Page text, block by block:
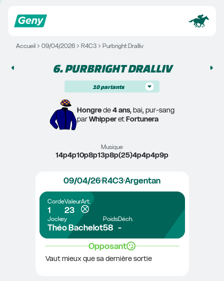
Accueil 09/04/2026 R4C3 Purbright Dralliv
6. PURBRIGHT DRALLIV
10 partants
Hongre de 4 ans, bai, pur-sang
par Whipper et Fortunera
Musique
14p4p10p8p13p8p(25)4p4p4p9p
09/04/26R4C3Argentan
Corde
1
Valeur
23
Art.
Jockey
Théo Bachelot
Poids
58
Déch.
-
Opposant
Vaut mieux que sa dernière sortie